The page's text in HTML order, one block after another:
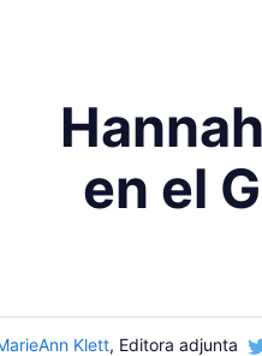
en el
Klett, Editora adjunta